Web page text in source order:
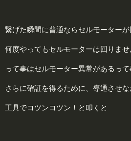
繋げた瞬間に普通ならセルモーターが
何度やってもセルモーターは回りませ
って事はセルモーター異常があるって
さらに確証を得るために、導通させ
工具でコツンコツン！と叩くと